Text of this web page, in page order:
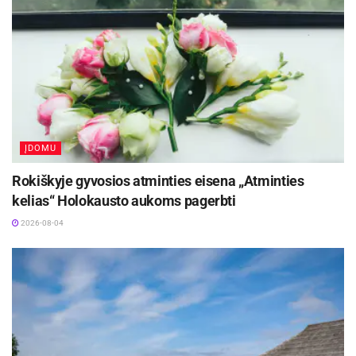
perdirbtų medžiagų, o jų gyvavimo ciklo
pabaigoje jie yra 100 procentų perdirbami.
Atsižvelkite į tai, kad plieną galima nuolat
perdirbti neprarandant eksploatacinių savybių ir
todėl daug mažesnė tikimybė, kad jis pateks į
sąvartyną, palyginti su kitomis stogo dangomis.
Galima padaryti vėsią stogo dangą
Metalinę stogo dangą galima padengti
specialiomis dangomis, kurios išlaiko paviršių
vėsesnį nei nepadengtos stogo dangos
medžiagos. Taip yra dėl dangų atspindinčių
savybių. Dengtų metalinių stogų atspindys gali
siekti net 82 procentus naudojant šviesesnes
spalvas. Naudojant šviesesnę spalvą, namai gali
būti kur kas vėsesni, o namų savininkai energijai
ĮDOMU
Rokiškyje gyvosios atminties eisena „Atminties
kelias“ Holokausto aukoms pagerbti
2026-08-04